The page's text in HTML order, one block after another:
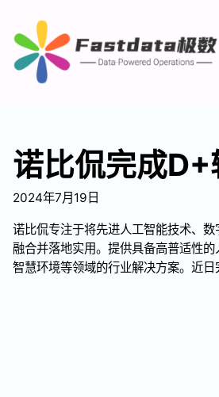
诺比侃完成D+
2024年7月19日
诺比侃专注于将先进人工智能技术、
融合并落地实用。提供具备高普适性
智慧环境等领域的行业解决方案。近日